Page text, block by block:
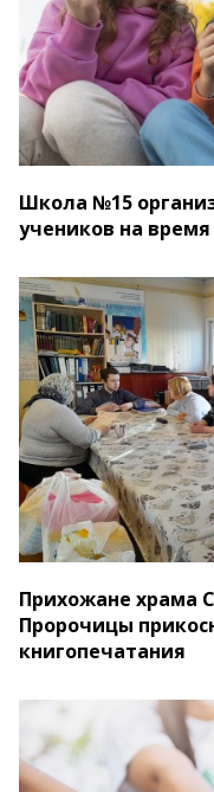
Школа №15
учеников на
Прихожане храма
Пророчицы
книгопечатания